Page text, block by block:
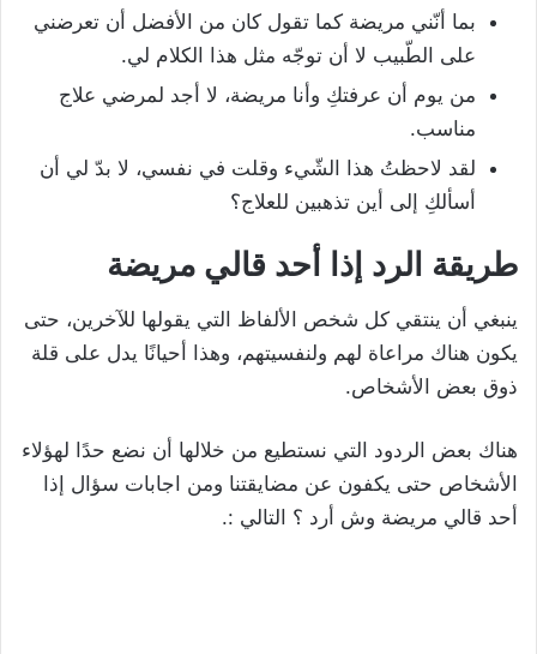
بما أنّني مريضة كما تقول كان من الأفضل أن تعرضني
على الطّبيب لا أن توجّه مثل هذا الكلام لي.
من يوم أن عرفتكِ وأنا مريضة، لا أجد لمرضي علاج
مناسب.
لقد لاحظتُ هذا الشّيء وقلت في نفسي، لا بدّ لي أن
أسألكِ إلى أين تذهبين للعلاج؟
طريقة الرد إذا أحد قالي مريضة
ينبغي أن ينتقي كل شخص الألفاظ التي يقولها للآخرين، حتى
يكون هناك مراعاة لهم ولنفسيتهم، وهذا أحيانًا يدل على قلة
ذوق بعض الأشخاص.
هناك بعض الردود التي نستطيع من خلالها أن نضع حدًا لهؤلاء
الأشخاص حتى يكفون عن مضايقتنا ومن اجابات سؤال إذا
أحد قالي مريضة وش أرد ؟ التالي :.